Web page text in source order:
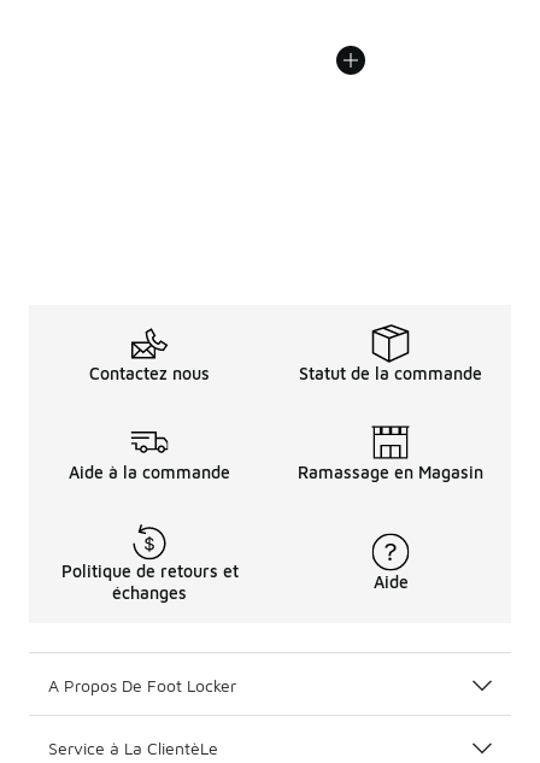
Contactez nous Statut de la commande
Aide à la commande Ramassage en Magasin
Politique de retours et
échanges
Aide
A Propos De Foot Locker
Service à La ClientèLe